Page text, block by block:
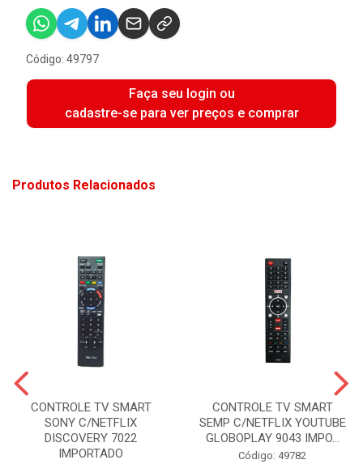
Código: 49797
Faça seu login ou
cadastre-se para ver preços e comprar
Produtos Relacionados
CONTROLE TV SMART
SONY C/NETFLIX
DISCOVERY 7022
IMPORTADO
CONTROLE TV SMART
SEMP C/NETFLIX YOUTUBE
GLOBOPLAY 9043 IMPO...
Código: 49782